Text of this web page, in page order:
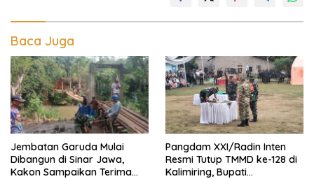
Baca Juga
Jembatan Garuda Mulai
Dibangun di Sinar Jawa,
Kakon Sampaikan Terima
Pangdam XXI/Radin Inten
Resmi Tutup TMMD ke-128 di
Kalimiring, Bupati